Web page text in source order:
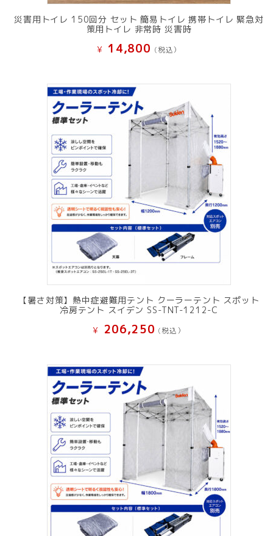
災害用トイレ 150回分 セット 簡易トイレ 携帯トイレ 緊急対
策用トイレ 非常時 災害時
¥ 14,800 (税込）
【暑さ対策】熱中症避難用テント クーラーテント スポット
冷房テント スイデン SS-TNT-1212-C
¥ 206,250 (税込）